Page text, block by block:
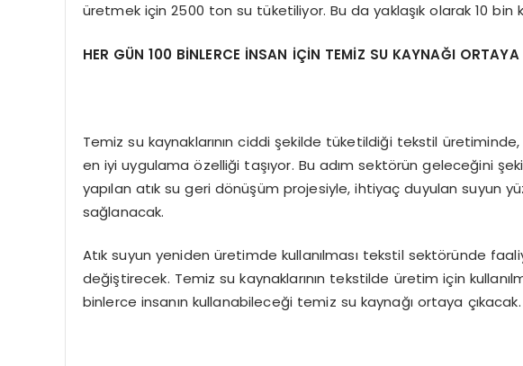
üretmek için 2500 ton su tüketiliyor. Bu da yaklaşık olarak 10
HER GÜN 100 BİNLERCE İNSAN İÇİN TEMİZ SU KAYNAĞI
Temiz su kaynaklarının ciddi şekilde tüketildiği tekstil üretiminde,
en iyi uygulama özelliği taşıyor. Bu adım sektörün geleceğini
yapılan atık su geri dönüşüm projesiyle, ihtiyaç duyulan suyun
sağlanacak.
Atık suyun yeniden üretimde kullanılması tekstil sektöründe
değiştirecek. Temiz su kaynaklarının tekstilde üretim için
binlerce insanın kullanabileceği temiz su kaynağı ortaya çıkacak.